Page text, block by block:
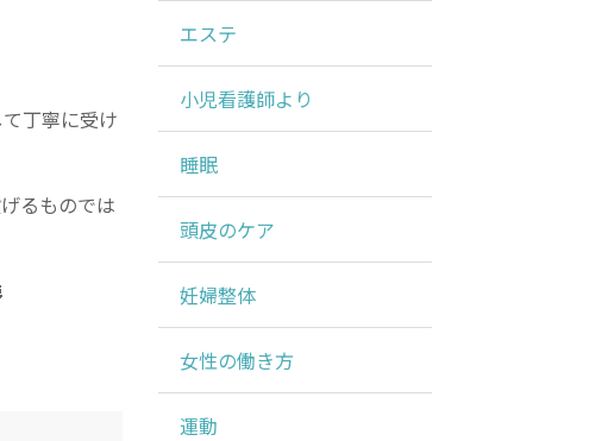
丁寧に受け
るものでは
エステ
小児看護師より
睡眠
頭皮のケア
妊婦整体
女性の働き方
運動